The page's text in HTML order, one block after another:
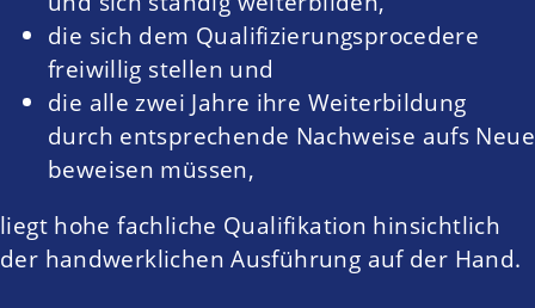
die sich dem Qualifizierungsprocedere
freiwillig stellen und
die alle zwei Jahre ihre Weiterbildung
durch entsprechende Nachweise aufs Neue
beweisen müssen,
liegt hohe fachliche Qualifikation hinsichtlich
der handwerklichen Ausführung auf der Hand.